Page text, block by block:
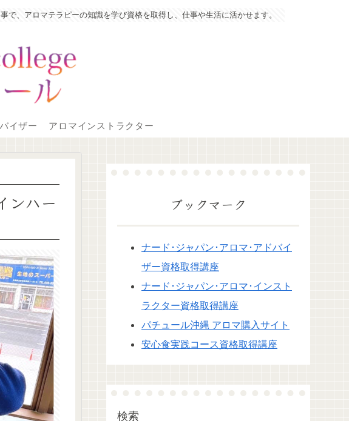
、アロマテラピーの知識を学び資格を取得し、仕事や生活に活かせます。
イザー アロマインストラクター
ンハー
ブックマーク
ナード･ジャパン･アロマ･アドバイ
ザー資格取得講座
ナード･ジャパン･アロマ･インスト
ラクター資格取得講座
パチュール沖縄 アロマ購入サイト
安心食実践コース資格取得講座
検索